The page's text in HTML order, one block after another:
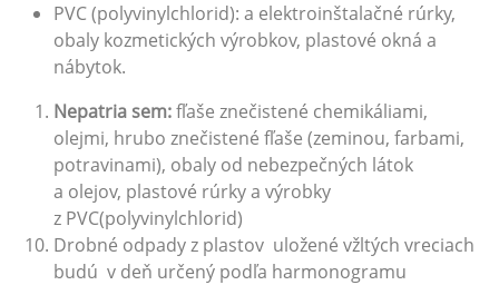
PVC (polyvinylchlorid): a elektroinštalačné rúrky,
obaly kozmetických výrobkov, plastové okná a
nábytok.
Nepatria sem:fľaše znečistené chemikáliami,
olejmi, hrubo znečistené fľaše (zeminou, farbami,
potravinami), obaly od nebezpečných látok
a olejov, plastové rúrky a výrobky
z PVC(polyvinylchlorid)
Drobné odpady z plastov uložené vžltých vreciach
budú v deň určený podľa harmonogramu